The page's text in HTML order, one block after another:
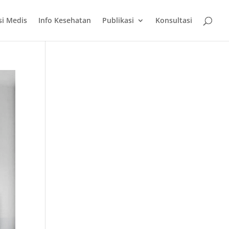
Medis Info Kesehatan Publikasi Konsultasi